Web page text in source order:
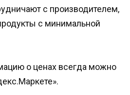
с производителем,
с минимальной
о ценах всегда можно